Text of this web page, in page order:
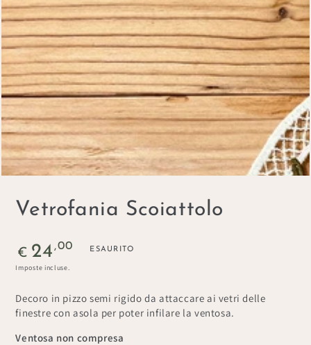
in
modale
Vetrofania Scoiattolo
Prezzo
regolare
€ 24 ,00 ESAURITO
Imposte incluse.
Decoro in pizzo semi rigido da attaccare ai vetri delle
finestre con asola per poter infilare la ventosa.
Ventosa non compresa